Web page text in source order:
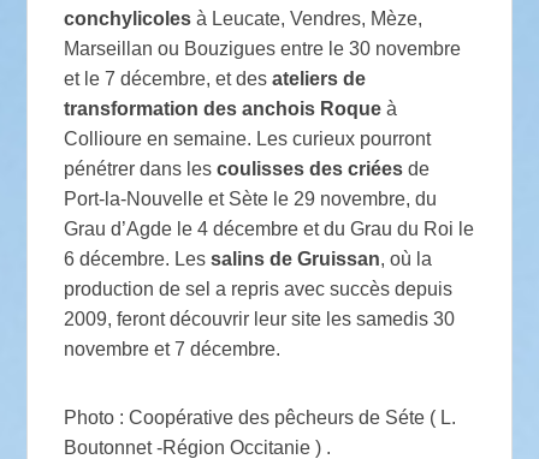
conchylicoles à Leucate, Vendres, Mèze,
Marseillan ou Bouzigues entre le 30 novembre
et le 7 décembre, et desateliers de
transformation des anchois Roque à
Collioure en semaine. Les curieux pourront
pénétrer dans lescoulisses des criées de
Port-la-Nouvelle et Sète le 29 novembre, du
Grau d’Agde le 4 décembre et du Grau du Roi le
6 décembre. Lessalins de Gruissan, où la
production de sel a repris avec succès depuis
2009, feront découvrir leur site les samedis 30
novembre et 7 décembre.
Photo : Coopérative des pêcheurs de Séte ( L.
Boutonnet -Région Occitanie ) .